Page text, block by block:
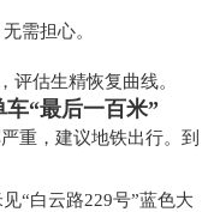
需担心。
评估生精恢复曲线。
“最后一百米”
重，建议地铁出行。到
“白云路229号”蓝色大